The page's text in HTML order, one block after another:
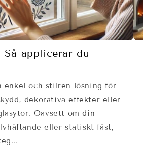
Så applicerar du
enkel och stilren lösning för
dekorativa effekter eller
Oavsett om din
eller statiskt fäst,